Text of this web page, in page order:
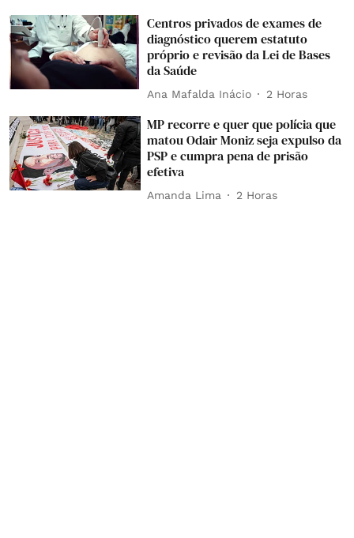
Centros privados de exames de
diagnóstico querem estatuto
próprio e revisão da Lei de Bases
da Saúde
Ana Mafalda Inácio 2 Horas
MP recorre e quer que polícia que
matou Odair Moniz seja expulso da
PSP e cumpra pena de prisão
efetiva
Amanda Lima 2 Horas